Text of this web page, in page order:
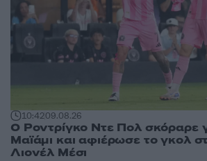
10:4209.08.26
Ο Ροντρίγκο Ντε Πολ σκόραρε
Μαϊάμι και αφιέρωσε το γκολ
Λιονέλ Μέσι